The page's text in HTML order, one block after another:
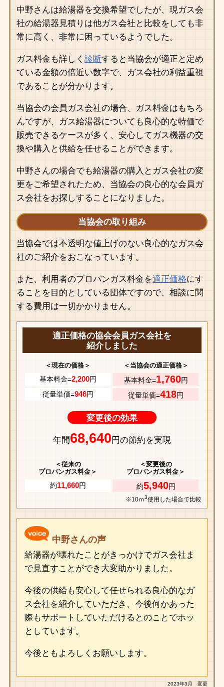
中野さんは給湯器を交換希望でしたが、現ガス会
社の給湯器見積りは他ガス会社と比較をしても非
常に高く、非常に困っているようでした。
ガス料金も詳しく 診断すると当協会が適正と定め
ている金額の倍近い数字で、ガス会社の利益重視
であることが分かります。
当協会の会員ガス会社の場合、ガス料金はもちろ
んですが、ガス給湯器についても良心的な特価で
販売できるケースが多く、安心してガス機器の交
換や購入と供給を任せることができます。
中野さんの場合でも給湯器の購入とガス会社の変
更をご希望されたため、当協会の良心的な会員ガ
ス会社をお探しすることになりました。
当協会の取り組み
当協会では不透明な値上げのない良心的なガス会
社のご紹介をおこなっています。
また、利用者のプロパンガス料金を適正価格にす
ることを目的としている団体ですので、相談に関
する費用は一切かかりません。
適正価格の協会会員ガス会社を
紹介しました
＜現在の価格＞ ＜当協会の適正価格＞
基本料金=2,200円 基本料金=1,760円
従量単価=946円 従量単価=418円
変更後の効果
年間68,640 円の節約を実現
＜従来の
プロパンガス料金＞
＜変更後の
プロパンガス料金＞
約11,660円 約5,940円
※10ｍ3使用した場合で比較
中野さんの声
給湯器が壊れたことがきっかけでガス会社ま
で見直すことができ大変助かりました。
今後の供給も安心して任せられる良心的なガ
ス会社を紹介していただき、今後何かあった
際もサポートしていただけるとのことでホッ
としています。
今後ともよろしくお願いします。
2023年3月 変更